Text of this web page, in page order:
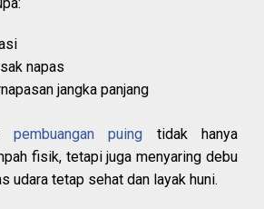
napas
jangka panjang
pembuangan puing tidak hanya
fisik, tetapi juga menyaring debu
udara tetap sehat dan layak huni.